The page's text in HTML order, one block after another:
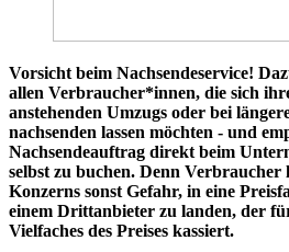
Vorsicht beim Nachsendeservice!
allen Verbraucher*innen, die sich
anstehenden Umzugs oder bei
nachsenden lassen möchten - und
Nachsendeauftrag direkt beim
selbst zu buchen. Denn Verbraucher
Konzerns sonst Gefahr, in eine
einem Drittanbieter zu landen, der
Vielfaches des Preises kassiert.